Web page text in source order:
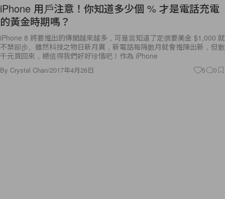
iPhone 用戶注意！你知道多少個 % 才是電話充電
的黃金時期嗎？
iPhone 8 將要推出的傳聞越來越多，可是當知道了定價要美金 $1,000 就
不禁卻步。雖然科技之物日新月異，新電話每隔數月就會推陳出新，但數
千元買回來，總值得我們好好珍惜吧！作為 iPhone
By Crystal Chan/2017年4月26日 5 0